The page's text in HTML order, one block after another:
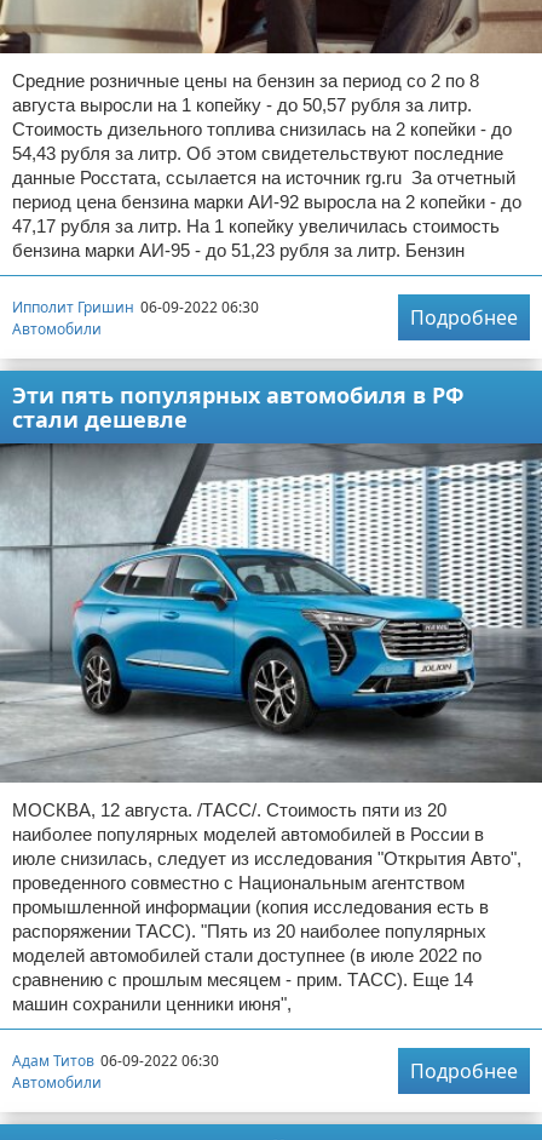
Средние розничные цены на бензин за период со 2 по 8
августа выросли на 1 копейку - до 50,57 рубля за литр.
Стоимость дизельного топлива снизилась на 2 копейки - до
54,43 рубля за литр. Об этом свидетельствуют последние
данные Росстата, ссылается на источник rg.ru За отчетный
период цена бензина марки АИ-92 выросла на 2 копейки - до
47,17 рубля за литр. На 1 копейку увеличилась стоимость
бензина марки АИ-95 - до 51,23 рубля за литр. Бензин
Ипполит Гришин 06-09-2022 06:30
Автомобили
Подробнее
Эти пять популярных автомобиля в РФ
стали дешевле
МОСКВА, 12 августа. /ТАСС/. Стоимость пяти из 20
наиболее популярных моделей автомобилей в России в
июле снизилась, следует из исследования "Открытия Авто",
проведенного совместно с Национальным агентством
промышленной информации (копия исследования есть в
распоряжении ТАСС). "Пять из 20 наиболее популярных
моделей автомобилей стали доступнее (в июле 2022 по
сравнению с прошлым месяцем - прим. ТАСС). Еще 14
машин сохранили ценники июня",
Адам Титов 06-09-2022 06:30
Автомобили
Подробнее